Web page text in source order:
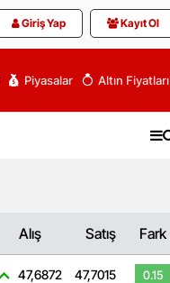
Giriş Yap Kayıt Ol
Piyasalar Altın Fiyatları
Alış Satış Fark
47,6872 47,7015 0.15